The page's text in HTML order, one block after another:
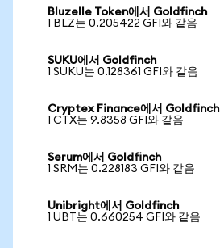
Bluzelle Token에서 Goldfinch
1 BLZ는 0.205422 GFI와 같음
SUKU에서 Goldfinch
1 SUKU는 0.128361 GFI와 같음
Cryptex Finance에서 Goldfinch
1 CTX는 9.8358 GFI와 같음
Serum에서 Goldfinch
1 SRM는 0.228183 GFI와 같음
Unibright에서 Goldfinch
1 UBT는 0.660254 GFI와 같음